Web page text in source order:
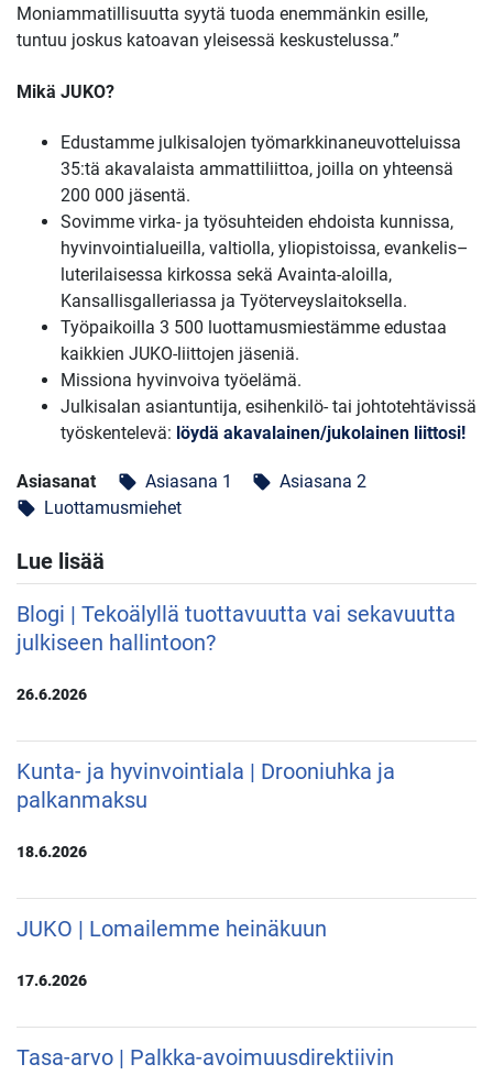
Moniammatillisuutta syytä tuoda enemmänkin esille,
tuntuu joskus katoavan yleisessä keskustelussa.”
Mikä JUKO?
Edustamme julkisalojen työmarkkinaneuvotteluissa
35:tä akavalaista ammattiliittoa, joilla on yhteensä
200 000 jäsentä.
Sovimme virka- ja työsuhteiden ehdoista kunnissa,
hyvinvointialueilla, valtiolla, yliopistoissa, evankelis–
luterilaisessa kirkossa sekä Avainta-aloilla,
Kansallisgalleriassa ja Työterveyslaitoksella.
Työpaikoilla 3 500 luottamusmiestämme edustaa
kaikkien JUKO-liittojen jäseniä.
Missiona hyvinvoiva työelämä.
Julkisalan asiantuntija, esihenkilö- tai johtotehtävissä
työskentelevä: löydä akavalainen/jukolainen liittosi!
Asiasanat local_offer Asiasana 1 local_offer Asiasana 2
local_offer Luottamusmiehet
Lue lisää
Blogi | Tekoälyllä tuottavuutta vai sekavuutta
julkiseen hallintoon?
26.6.2026
Kunta- ja hyvinvointiala | Drooniuhka ja
palkanmaksu
18.6.2026
JUKO | Lomailemme heinäkuun
17.6.2026
Tasa-arvo | Palkka-avoimuusdirektiivin